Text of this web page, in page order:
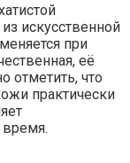
искусственной
при
её
отметить, что
практически